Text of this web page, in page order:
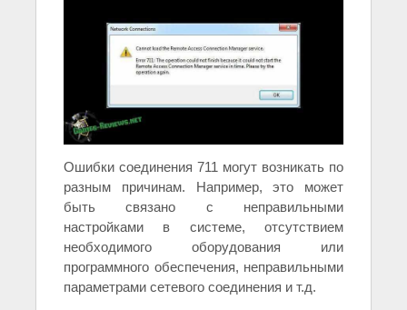
Ошибки соединения 711 могут возникать по
разным причинам. Например, это может
быть связано с неправильными
настройками в системе, отсутствием
необходимого оборудования или
программного обеспечения, неправильными
параметрами сетевого соединения и т.д.